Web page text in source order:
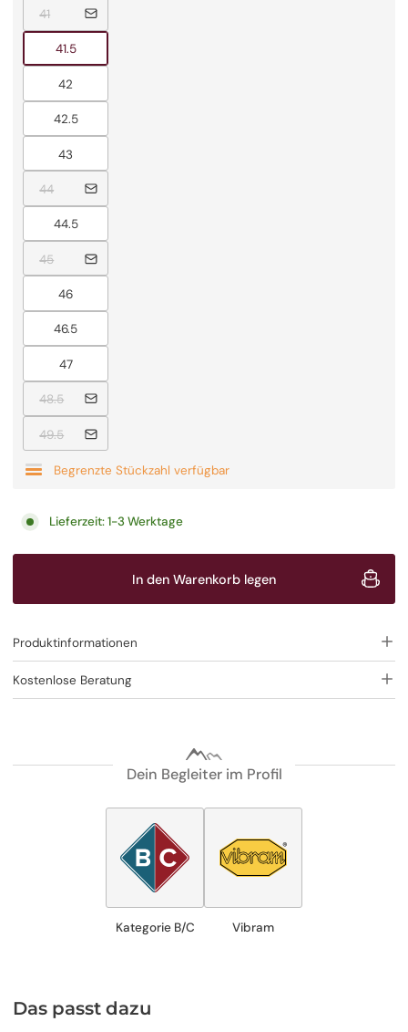
41Ausverkauft
41.5Ausverkauft
42
42.5Ausverkauft
43
44Ausverkauft
44.5Ausverkauft
45Ausverkauft
46Ausverkauft
46.5Ausverkauft
47Ausverkauft
48.5Ausverkauft
49.5Ausverkauft
Begrenzte Stückzahl verfügbar
Lieferzeit:1-3 Werktage
In den Warenkorb legen
Produktinformationen
Kostenlose Beratung
Dein Begleiter im Profil
Kategorie B/C Vibram
Das passt dazu